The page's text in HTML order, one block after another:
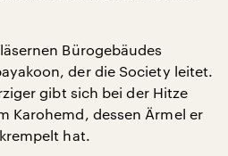
Bürogebäudes
der die Society leitet.
gibt sich bei der Hitze
Karohemd, dessen Ärmel er
hat.